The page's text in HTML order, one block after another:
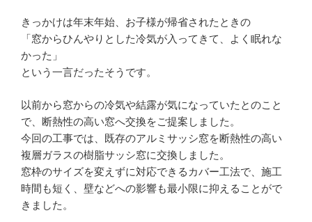
きっかけは年末年始、お子様が帰省されたときの
「窓からひんやりとした冷気が入ってきて、よく眠れな
かった」
という一言だったそうです。
以前から窓からの冷気や結露が気になっていたとのこと
で、断熱性の高い窓へ交換をご提案しました。
今回の工事では、既存のアルミサッシ窓を断熱性の高い
複層ガラスの樹脂サッシ窓に交換しました。
窓枠のサイズを変えずに対応できるカバー工法で、施工
時間も短く、壁などへの影響も最小限に抑えることがで
きました。